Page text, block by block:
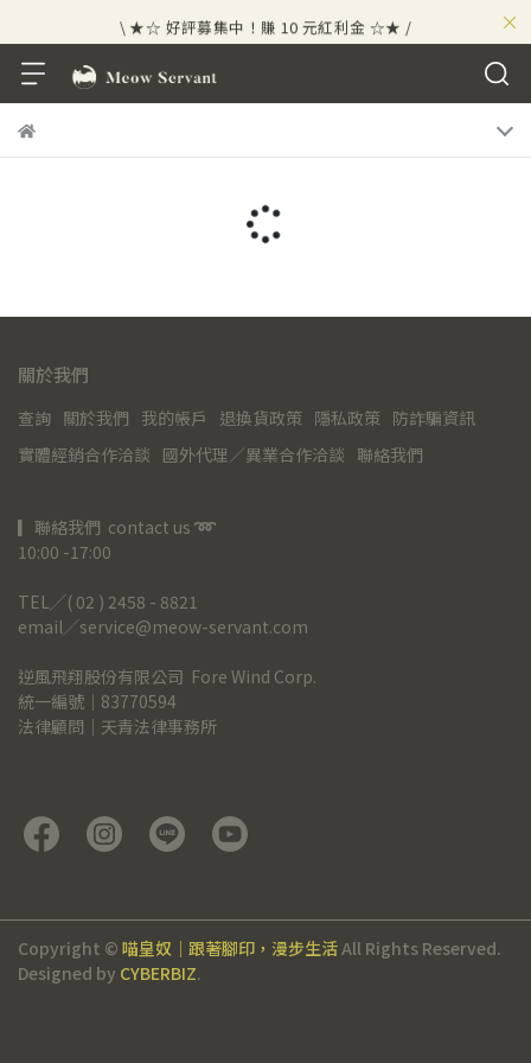
×
\ ★☆ 好評募集中！賺 10 元紅利金 ☆★ /
關於我們
查詢 關於我們 我的帳戶 退換貨政策 隱私政策 防詐騙資訊
實體經銷合作洽談 國外代理／異業合作洽談 聯絡我們
▎聯絡我們  contact us ➿
10:00 -17:00
TEL╱( 02 ) 2458 - 8821
email╱service@meow-servant.com
逆風飛翔股份有限公司  Fore Wind Corp.
統一編號｜83770594
法律顧問｜天青法律事務所
Copyright © 喵皇奴｜跟著腳印，漫步生活All Rights Reserved.
Designed by CYBERBIZ.